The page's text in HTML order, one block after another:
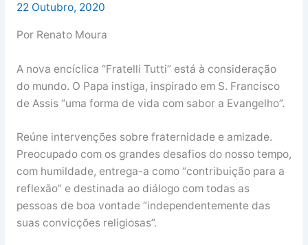
22 Outubro, 2020
Por Renato Moura
A nova encíclica “Fratelli Tutti” está à consideração
do mundo. O Papa instiga, inspirado em S. Francisco
de Assis “uma forma de vida com sabor a Evangelho”.
Reúne intervenções sobre fraternidade e amizade.
Preocupado com os grandes desafios do nosso tempo,
com humildade, entrega-a como “contribuição para a
reflexão” e destinada ao diálogo com todas as
pessoas de boa vontade “independentemente das
suas convicções religiosas”.